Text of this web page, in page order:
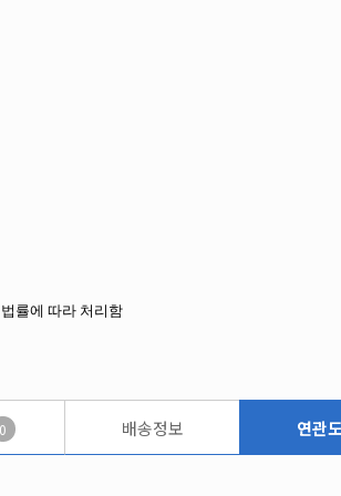
률에 따라 처리함
배송정보 연관